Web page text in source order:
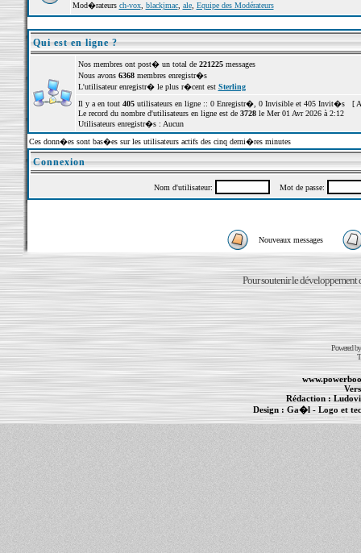
Mod�rateurs ch-vox, blackjmac, ale, Equipe des Modérateurs
Qui est en ligne ?
Nos membres ont post� un total de 221225messages
Nous avons 6368membres enregistr�s
L'utilisateur enregistr� le plus r�cent est Sterling
Il y a en tout 405utilisateurs en ligne :: 0 Enregistr�, 0 Invisible et 405 Invit�s [
Le record du nombre d'utilisateurs en ligne est de 3728le Mer 01 Avr 2026 à 2:12
Utilisateurs enregistr�s : Aucun
Ces donn�es sont bas�es sur les utilisateurs actifs des cinq derni�res minutes
Connexion
Nom d'utilisateur: Mot de passe:
Nouveaux messages
Pour soutenir le développement
Powered
Rédaction :
Design : Ga�l- Logo et